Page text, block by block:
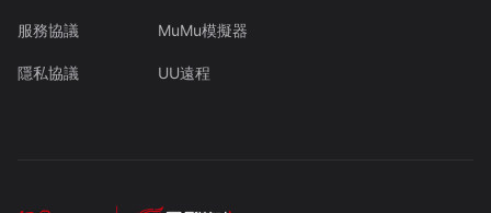
服務協議
隱私協議
MuMu模擬器
UU遠程